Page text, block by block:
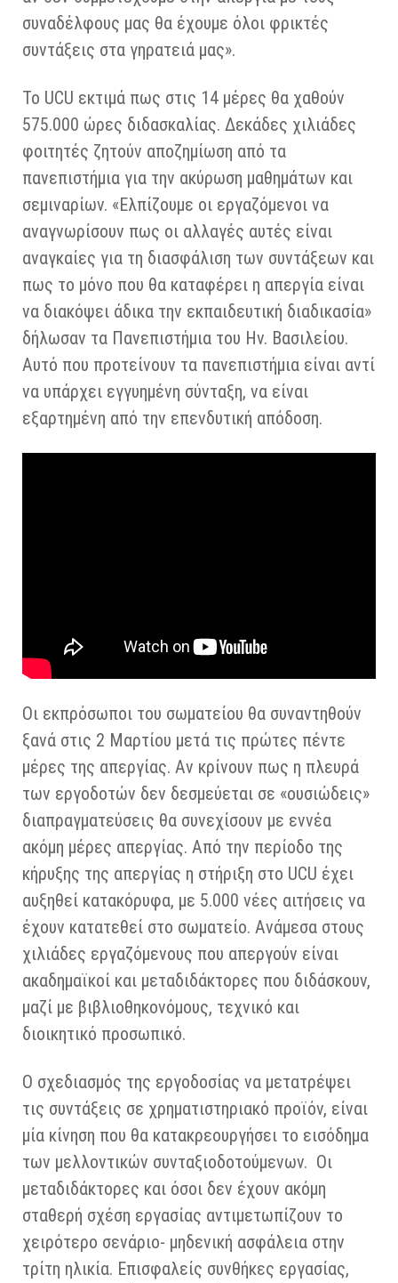
συναδέλφους μας θα έχουμε όλοι φρικτές
συντάξεις στα γηρατειά μας».
Το UCU εκτιμά πως στις 14 μέρες θα χαθούν
575.000 ώρες διδασκαλίας. Δεκάδες χιλιάδες
φοιτητές ζητούν αποζημίωση από τα
πανεπιστήμια για την ακύρωση μαθημάτων και
σεμιναρίων. «Ελπίζουμε οι εργαζόμενοι να
αναγνωρίσουν πως οι αλλαγές αυτές είναι
αναγκαίες για τη διασφάλιση των συντάξεων και
πως το μόνο που θα καταφέρει η απεργία είναι
να διακόψει άδικα την εκπαιδευτική διαδικασία»
δήλωσαν τα Πανεπιστήμια του Ην. Βασιλείου.
Αυτό που προτείνουν τα πανεπιστήμια είναι αντί
να υπάρχει εγγυημένη σύνταξη, να είναι
εξαρτημένη από την επενδυτική απόδοση.
Οι εκπρόσωποι του σωματείου θα συναντηθούν
ξανά στις 2 Μαρτίου μετά τις πρώτες πέντε
μέρες της απεργίας. Αν κρίνουν πως η πλευρά
των εργοδοτών δεν δεσμεύεται σε «ουσιώδεις»
διαπραγματεύσεις θα συνεχίσουν με εννέα
ακόμη μέρες απεργίας. Από την περίοδο της
κήρυξης της απεργίας η στήριξη στο UCU έχει
αυξηθεί κατακόρυφα, με 5.000 νέες αιτήσεις να
έχουν κατατεθεί στο σωματείο. Ανάμεσα στους
χιλιάδες εργαζόμενους που απεργούν είναι
ακαδημαϊκοί και μεταδιδάκτορες που διδάσκουν,
μαζί με βιβλιοθηκονόμους, τεχνικό και
διοικητικό προσωπικό.
Ο σχεδιασμός της εργοδοσίας να μετατρέψει
τις συντάξεις σε χρηματιστηριακό προϊόν, είναι
μία κίνηση που θα κατακρεουργήσει το εισόδημα
των μελλοντικών συνταξιοδοτούμενων. Οι
μεταδιδάκτορες και όσοι δεν έχουν ακόμη
σταθερή σχέση εργασίας αντιμετωπίζουν το
χειρότερο σενάριο- μηδενική ασφάλεια στην
τρίτη ηλικία. Επισφαλείς συνθήκες εργασίας,